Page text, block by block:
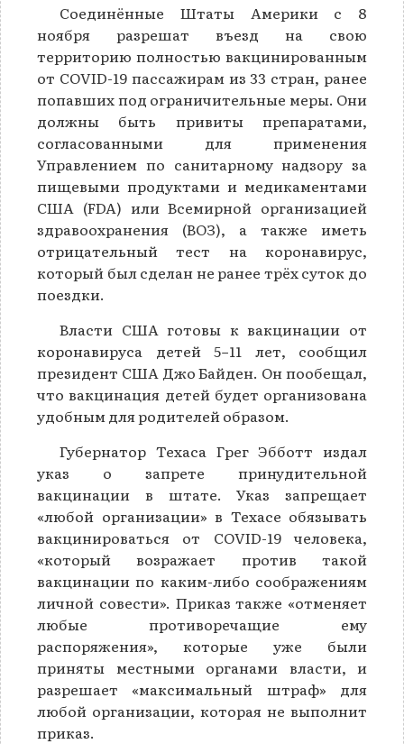
Соединённые Штаты Америки с 8
ноября разрешат въезд на свою
территорию полностью вакцинированным
от COVID-19 пассажирам из 33 стран, ранее
попавших под ограничительные меры. Они
должны быть привиты препаратами,
согласованными для применения
Управлением по санитарному надзору за
пищевыми продуктами и медикаментами
США (FDA) или Всемирной организацией
здравоохранения (ВОЗ), а также иметь
отрицательный тест на коронавирус,
который был сделан не ранее трёх суток до
поездки.
Власти США готовы к вакцинации от
коронавируса детей 5−11 лет, сообщил
президент США Джо Байден. Он пообещал,
что вакцинация детей будет организована
удобным для родителей образом.
Губернатор Техаса Грег Эбботт издал
указ о запрете принудительной
вакцинации в штате. Указ запрещает
«любой организации» в Техасе обязывать
вакцинироваться от COVID-19 человека,
«который возражает против такой
вакцинации по каким-либо соображениям
личной совести». Приказ также «отменяет
любые противоречащие ему
распоряжения», которые уже были
приняты местными органами власти, и
разрешает «максимальный штраф» для
любой организации, которая не выполнит
приказ.